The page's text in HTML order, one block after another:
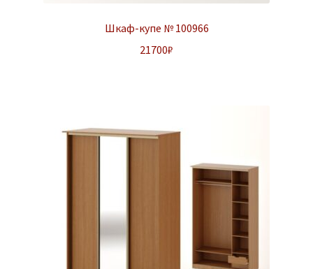
Шкаф-купе № 100966
21700₽